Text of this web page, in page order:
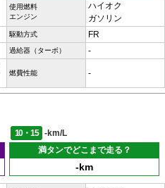
使用燃料
エンジン
ハイオク
ガソリン
駆動方式 FR
過給器（ターボ） -
燃費性能 -
10・15
-km/L
満タンでどこまで走る？
-km